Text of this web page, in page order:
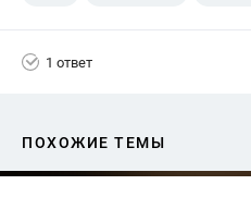
1 ответ
ПОХОЖИЕ ТЕМЫ